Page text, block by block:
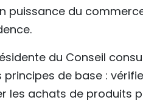
puissance du
du Conseil
principes de base :
les achats de produits